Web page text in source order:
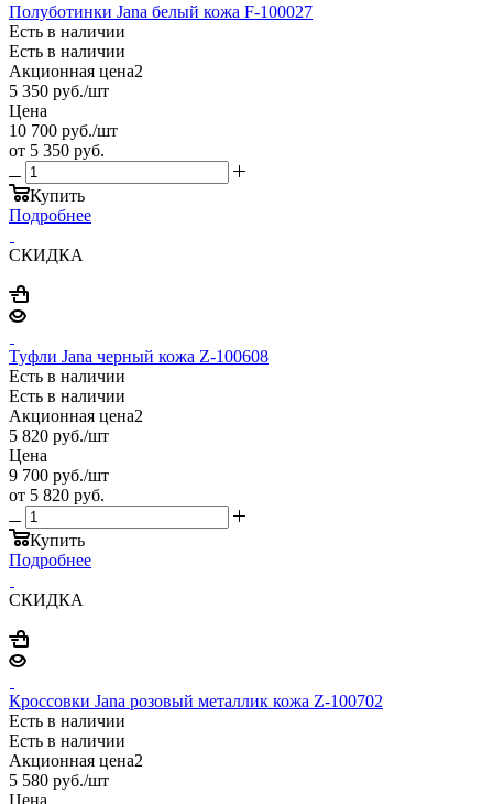
Полуботинки Jana белый кожа F-100027
Есть в наличии
Есть в наличии
Акционная цена2
5 350 руб./шт
Цена
10 700 руб./шт
от 5 350 руб.
Купить
Подробнее
СКИДКА
Туфли Jana черный кожа Z-100608
Есть в наличии
Есть в наличии
Акционная цена2
5 820 руб./шт
Цена
9 700 руб./шт
от 5 820 руб.
Купить
Подробнее
СКИДКА
Кроссовки Jana розовый металлик кожа Z-100702
Есть в наличии
Есть в наличии
Акционная цена2
5 580 руб./шт
Цена